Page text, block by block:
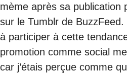
mème après sa publication
sur le Tumblr de BuzzFeed.
à participer à cette
promotion comme social
car j’étais perçue comme